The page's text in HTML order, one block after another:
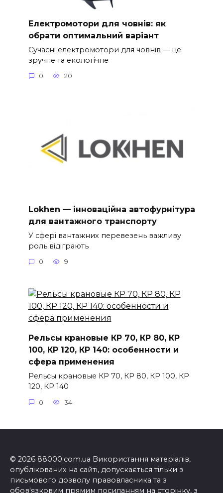
Електромотори для човнів: як
обрати оптимальний варіант
Сучасні електромотори для човнів — це
зручне та екологічне
0 20
Lokhen — інноваційна автофурнітура
для вантажного транспорту
У сфері вантажних перевезень важливу
роль відіграють
0 9
Рельсы крановые КР 70, КР 80, КР
100, КР 120, КР 140: особенности и
сфера применения
Рельсы крановые КР 70, КР 80, КР 100, КР
120, КР 140
0 34
© 2026 88000.com.ua Використання матеріалів,
опублікованих на сайті, допускається тільки з
письмового дозволу правовласника та з
обов'язковим прямим посиланням на сторінку, з